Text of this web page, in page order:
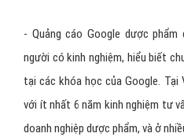
- Quảng cáo Google dược
người có kinh nghiệm, hiểu biết
tại các khóa học của Google. Tại
với ít nhất 6 năm kinh nghiệm tư
doanh nghiệp dược phẩm, và ở